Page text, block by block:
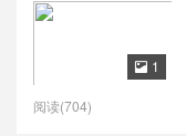
 1
阅读(704)